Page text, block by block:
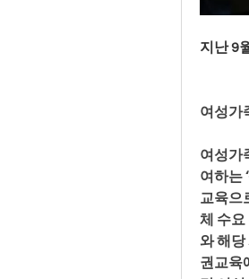
지난 9
여성가
여성가
여하는
교육으
체 수요
와 해
권교육